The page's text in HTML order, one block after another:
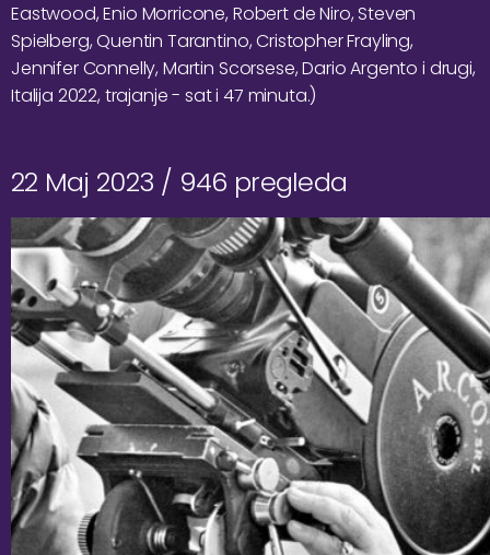
Eastwood, Enio Morricone, Robert de Niro, Steven
Spielberg, Quentin Tarantino, Cristopher Frayling,
Jennifer Connelly, Martin Scorsese, Dario Argento i drugi,
Italija 2022, trajanje - sat i 47 minuta.)
22 Maj 2023 / 946 pregleda